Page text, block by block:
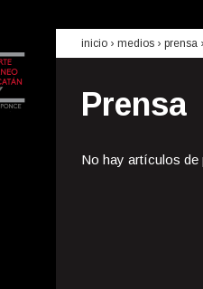
inicio › medios › prensa
Prensa
No hay artículos de